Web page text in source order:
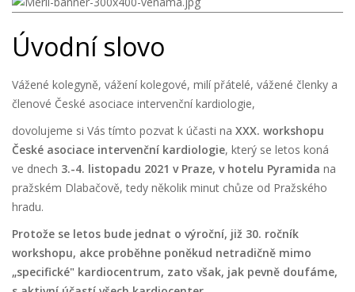
Úvodní slovo
Vážené kolegyně, vážení kolegové, milí přátelé, vážené členky a
členové České asociace intervenční kardiologie,
dovolujeme si Vás tímto pozvat k účasti na XXX. workshopu
České asociace intervenční kardiologie, který se letos koná
ve dnech 3.-4. listopadu 2021 v Praze, v hotelu Pyramida na
pražském Dlabačově, tedy několik minut chůze od Pražského
hradu.
Protože se letos bude jednat o výroční, již 30. ročník
workshopu, akce proběhne poněkud netradičně mimo
„specifické" kardiocentrum, zato však, jak pevně doufáme,